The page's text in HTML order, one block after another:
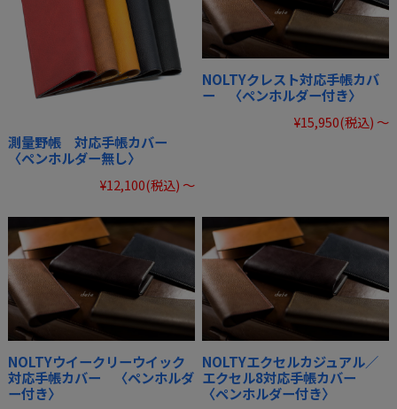
測量野帳 対応手帳カバー
〈ペンホルダー無し〉
¥12,100(税込) ～
NOLTYクレスト対応手帳カバ
ー 〈ペンホルダー付き〉
¥15,950(税込) ～
NOLTYウイークリーウイック
対応手帳カバー 〈ペンホルダ
ー付き〉
NOLTYエクセルカジュアル／
エクセル8対応手帳カバー
〈ペンホルダー付き〉